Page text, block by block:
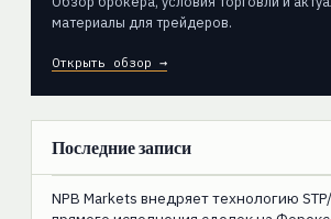
материалы для трейдеров.
Открыть обзор →
Последние записи
NPB Markets внедряет технологию